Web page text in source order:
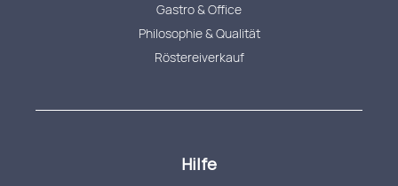
Gastro & Office
Philosophie & Qualität
Röstereiverkauf
Hilfe